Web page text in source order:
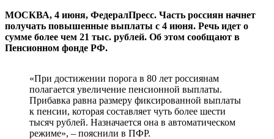
МОСКВА, 4 июня, ФедералПресс. Часть россиян начнет
получать повышенные выплаты с 4 июня. Речь идет о
сумме более чем 21 тыс. рублей. Об этом сообщают в
Пенсионном фонде РФ.
«При достижении порога в 80 лет россиянам
полагается увеличение пенсионной выплаты.
Прибавка равна размеру фиксированной выплаты
к пенсии, которая составляет чуть более шести
тысяч рублей. Назначается она в автоматическом
режиме», – пояснили в ПФР.